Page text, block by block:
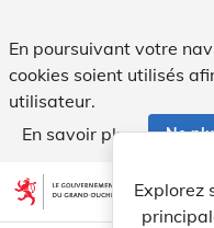
En poursuivant votre
cookies soient utilisés
utilisateur.
En savoir plus
Ne
Aller au contenu Explorez